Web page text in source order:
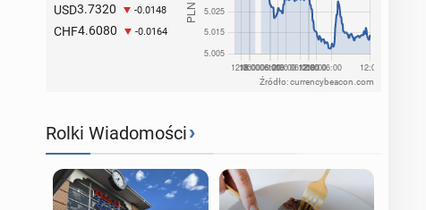
USD3.7320 -0.0148
CHF4.6080 -0.0164
Źródło: currencybeacon.com
Rolki Wiadomości›